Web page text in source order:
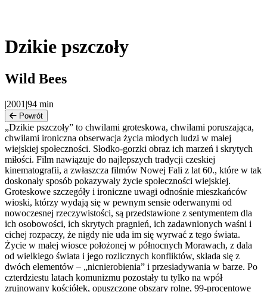
Dzikie pszczoły
Wild Bees
|2001 |94 min
Powrót
„Dzikie pszczoły” to chwilami groteskowa, chwilami poruszająca,
chwilami ironiczna obserwacja życia młodych ludzi w małej
wiejskiej społeczności. Słodko-gorzki obraz ich marzeń i skrytych
miłości. Film nawiązuje do najlepszych tradycji czeskiej
kinematografii, a zwłaszcza filmów Nowej Fali z lat 60., które w tak
doskonały sposób pokazywały życie społeczności wiejskiej.
Groteskowe szczegóły i ironiczne uwagi odnośnie mieszkańców
wioski, którzy wydają się w pewnym sensie oderwanymi od
nowoczesnej rzeczywistości, są przedstawione z sentymentem dla
ich osobowości, ich skrytych pragnień, ich zadawnionych waśni i
cichej rozpaczy, że nigdy nie uda im się wyrwać z tego świata.
Życie w małej wiosce położonej w północnych Morawach, z dala
od wielkiego świata i jego rozlicznych konfliktów, składa się z
dwóch elementów – „nicnierobienia” i przesiadywania w barze. Po
czterdziestu latach komunizmu pozostały tu tylko na wpół
zrujnowany kościółek, opuszczone obszary rolne, 99-procentowe